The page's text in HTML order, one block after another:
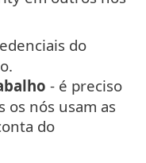
do
- é preciso
os nós usam as
do